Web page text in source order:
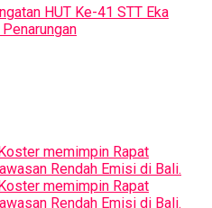
HUT Ke-41 STT Eka